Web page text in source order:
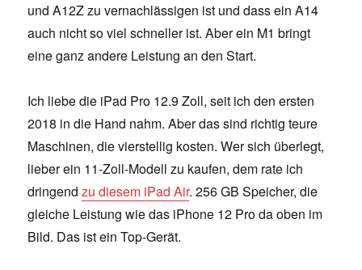
und A12Z zu vernachlässigen ist und dass ein A14
auch nicht so viel schneller ist. Aber ein M1 bringt
eine ganz andere Leistung an den Start.
Ich liebe die iPad Pro 12.9 Zoll, seit ich den ersten
2018 in die Hand nahm. Aber das sind richtig teure
Maschinen, die vierstellig kosten. Wer sich überlegt,
lieber ein 11-Zoll-Modell zu kaufen, dem rate ich
dringendzu diesem iPad Air. 256 GB Speicher, die
gleiche Leistung wie das iPhone 12 Pro da oben im
Bild. Das ist ein Top-Gerät.